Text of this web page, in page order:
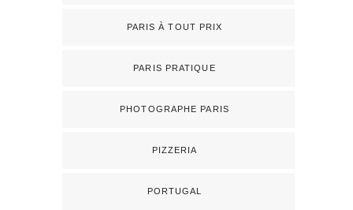
PARIS À TOUT PRIX
PARIS PRATIQUE
PHOTOGRAPHE PARIS
PIZZERIA
PORTUGAL